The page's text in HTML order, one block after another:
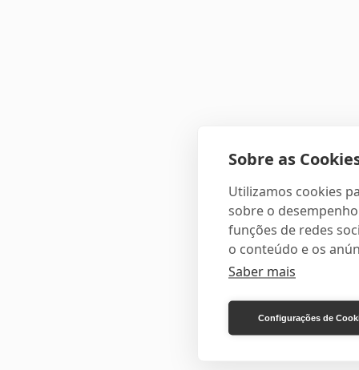
Sobre as
Utilizamos cookies
sobre o
funções de redes
o conteúdo e os
Saber mais
Configurações de